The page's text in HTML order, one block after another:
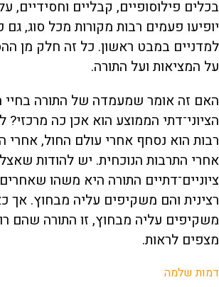
בכלים פילוסופיים, קבליים וחסידיים,
יופיעו פעמים רבות מקורות מכל סוג,
למדניים במבט ראשון. כל זה חלק מן
על המציאות ועל התורה.
האם זה אומר שמעמדה של התורה בחיי
הציוני־דתי הממוצע הוא אכן כה
רבות הוא נסחף אחרי עולם החול, אחרי
אחרי התרבות הנוכחית. יש להודות
ציוניים־דתיים התורה היא משהו
רצינית והם משקיפים עליה מבחוץ. אך
משקיפים עליה מבחוץ, זו התורה שהם
מצפים לראות.
דמות שלמה